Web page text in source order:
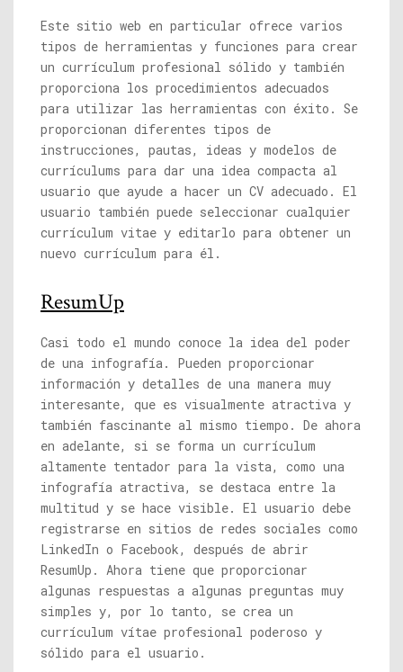
Este sitio web en particular ofrece varios
tipos de herramientas y funciones para crear
un currículum profesional sólido y también
proporciona los procedimientos adecuados
para utilizar las herramientas con éxito. Se
proporcionan diferentes tipos de
instrucciones, pautas, ideas y modelos de
currículums para dar una idea compacta al
usuario que ayude a hacer un CV adecuado. El
usuario también puede seleccionar cualquier
currículum vitae y editarlo para obtener un
nuevo currículum para él.
ResumUp
Casi todo el mundo conoce la idea del poder
de una infografía. Pueden proporcionar
información y detalles de una manera muy
interesante, que es visualmente atractiva y
también fascinante al mismo tiempo. De ahora
en adelante, si se forma un currículum
altamente tentador para la vista, como una
infografía atractiva, se destaca entre la
multitud y se hace visible. El usuario debe
registrarse en sitios de redes sociales como
LinkedIn o Facebook, después de abrir
ResumUp. Ahora tiene que proporcionar
algunas respuestas a algunas preguntas muy
simples y, por lo tanto, se crea un
currículum vítae profesional poderoso y
sólido para el usuario.